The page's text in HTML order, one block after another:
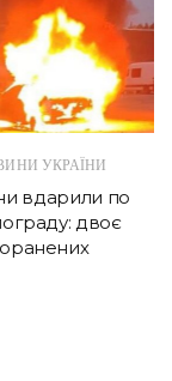
УКРАЇНИ
вдарили по
двоє